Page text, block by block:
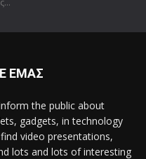
ΕΜΑΣ
the public about
gadgets, in technology
video presentations,
lots and lots of interesting